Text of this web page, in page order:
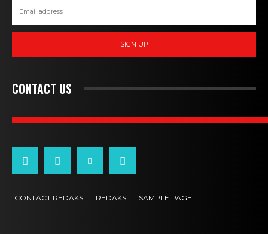
SIGN UP
CONTACT US
CONTACT REDAKSI REDAKSI SAMPLE PAGE